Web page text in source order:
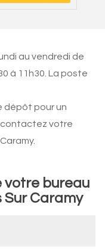
au vendredi de
à 11h30. La poste
dépôt pour un
contactez votre
votre bureau
Sur Caramy